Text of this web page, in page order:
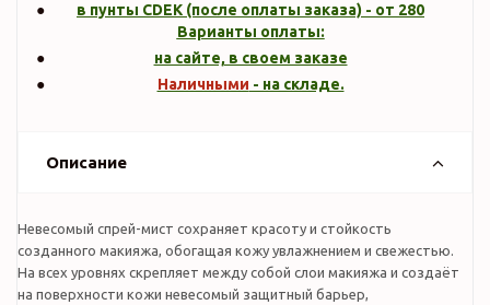
в пунты CDEK (после оплаты заказа) - от 280
Варианты оплаты:
на сайте, в своем заказе
Наличными - на складе.
Описание
Невесомый спрей-мист сохраняет красоту и стойкость
созданного макияжа, обогащая кожу увлажнением и свежестью.
На всех уровнях скрепляет между собой слои макияжа и создаёт
на поверхности кожи невесомый защитный барьер,